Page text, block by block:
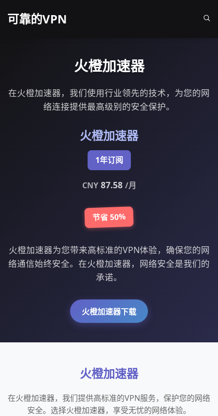
可靠的VPN
火橙加速器
在火橙加速器，我们使用行业领先的技术，为您的网
络连接提供最高级别的安全保护。
火橙加速器
1年订阅
CNY87.58 /月
节省 50%
火橙加速器为您带来高标准的VPN体验，确保您的网
络通信始终安全。在火橙加速器，网络安全是我们的
承诺。
火橙加速器下载
火橙加速器
在火橙加速器，我们提供高标准的VPN服务，保护您的网络
安全。选择火橙加速器，享受无忧的网络体验。